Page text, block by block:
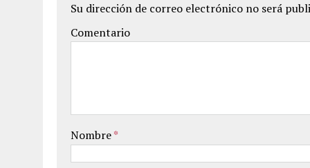
Su dirección de correo electrónico no será
Comentario
Nombre*